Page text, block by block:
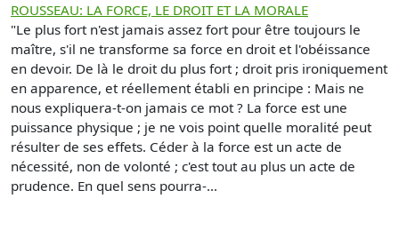
ROUSSEAU: LA FORCE, LE DROIT ET LA MORALE
"Le plus fort n'est jamais assez fort pour être toujours le
maître, s'il ne transforme sa force en droit et l'obéissance
en devoir. De là le droit du plus fort ; droit pris ironiquement
en apparence, et réellement établi en principe : Mais ne
nous expliquera-t-on jamais ce mot ? La force est une
puissance physique ; je ne vois point quelle moralité peut
résulter de ses effets. Céder à la force est un acte de
nécessité, non de volonté ; c'est tout au plus un acte de
prudence. En quel sens pourra-...